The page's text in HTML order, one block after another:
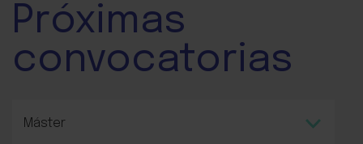
Próximas
convocatorias